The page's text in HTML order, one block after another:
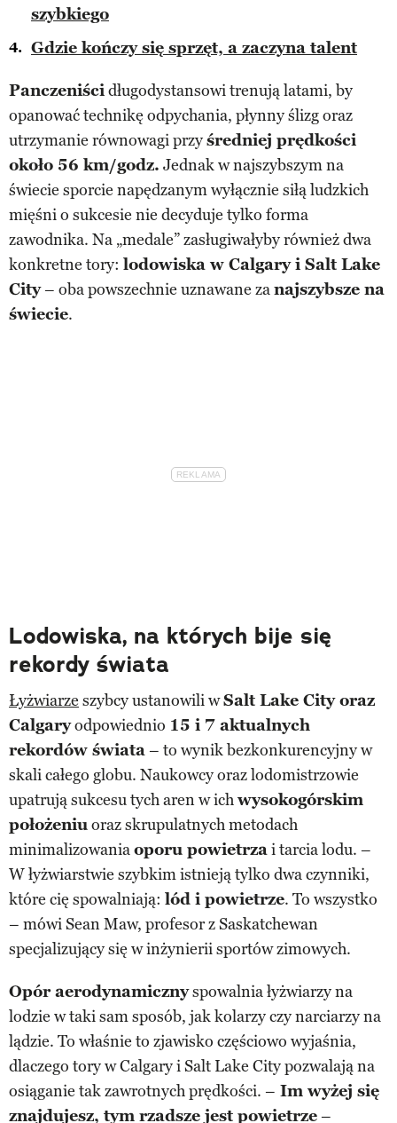
szybkiego
Gdzie kończy się sprzęt, a zaczyna talent
Panczeniścidługodystansowi trenują latami, by
opanować technikę odpychania, płynny ślizg oraz
utrzymanie równowagi przyśredniej prędkości
około 56 km/godz. Jednak w najszybszym na
świecie sporcie napędzanym wyłącznie siłą ludzkich
mięśni o sukcesie nie decyduje tylko forma
zawodnika. Na „medale” zasługiwałyby również dwa
konkretne tory: lodowiska w Calgary i Salt Lake
City– oba powszechnie uznawane zanajszybsze na
świecie.
Lodowiska, na których bije się
rekordy świata
Łyżwiarze szybcy ustanowili wSalt Lake City oraz
Calgaryodpowiednio 15 i 7 aktualnych
rekordów świata– to wynik bezkonkurencyjny w
skali całego globu. Naukowcy oraz lodomistrzowie
upatrują sukcesu tych aren w ichwysokogórskim
położeniuoraz skrupulatnych metodach
minimalizowaniaoporu powietrzai tarcia lodu. –
W łyżwiarstwie szybkim istnieją tylko dwa czynniki,
które cię spowalniają: lód i powietrze. To wszystko
– mówi Sean Maw, profesor z Saskatchewan
specjalizujący się w inżynierii sportów zimowych.
Opór aerodynamicznyspowalnia łyżwiarzy na
lodzie w taki sam sposób, jak kolarzy czy narciarzy na
lądzie. To właśnie to zjawisko częściowo wyjaśnia,
dlaczego tory w Calgary i Salt Lake City pozwalają na
osiąganie tak zawrotnych prędkości. – Im wyżej się
znajdujesz, tym rzadsze jest powietrze–